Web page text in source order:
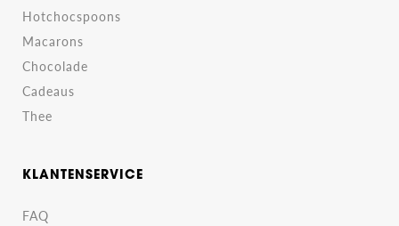
Hotchocspoons
Macarons
Chocolade
Cadeaus
Thee
KLANTENSERVICE
FAQ